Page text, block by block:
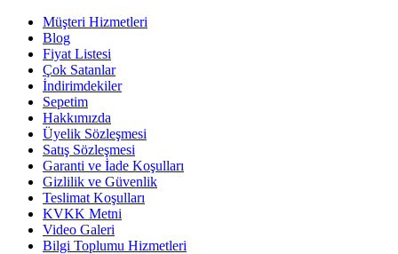
Müşteri Hizmetleri
Blog
Fiyat Listesi
Çok Satanlar
İndirimdekiler
Sepetim
Hakkımızda
Üyelik Sözleşmesi
Satış Sözleşmesi
Garanti ve İade Koşulları
Gizlilik ve Güvenlik
Teslimat Koşulları
KVKK Metni
Video Galeri
Bilgi Toplumu Hizmetleri